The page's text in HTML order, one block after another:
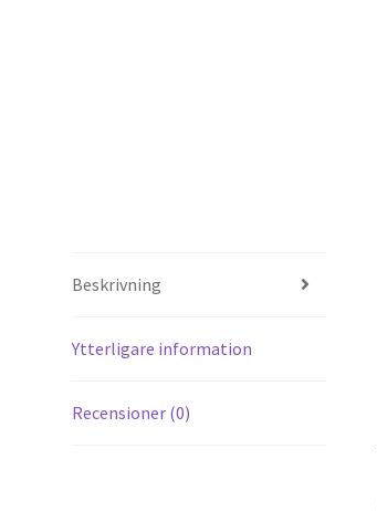
Beskrivning
Ytterligare information
Recensioner (0)